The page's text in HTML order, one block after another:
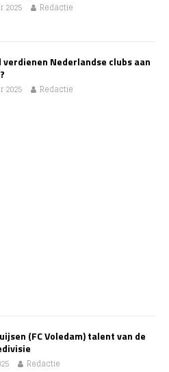
2025 Redactie
verdienen Nederlandse clubs aan
2025 Redactie
(FC Voledam) talent van de
Redactie